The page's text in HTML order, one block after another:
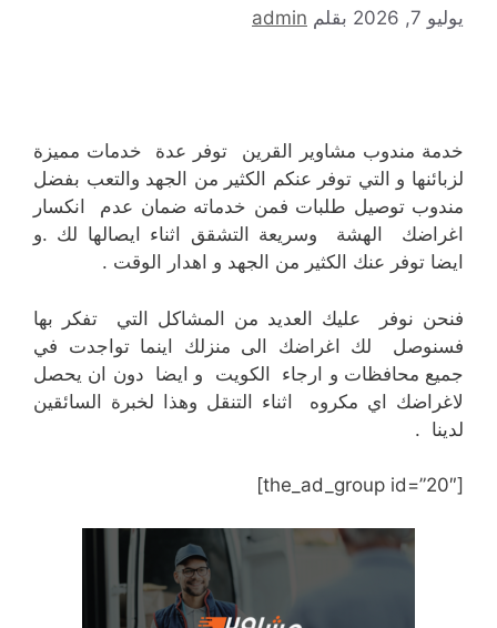
يوليو 7, 2026 بقلم admin
خدمة مندوب مشاوير القرين توفر عدة خدمات مميزة
لزبائنها و التي توفر عنكم الكثير من الجهد والتعب بفضل
مندوب توصيل طلبات فمن خدماته ضمان عدم انكسار
اغراضك الهشة وسريعة التشقق اثناء ايصالها لك .و
ايضا توفر عنك الكثير من الجهد و اهدار الوقت .
فنحن نوفر عليك العديد من المشاكل التي تفكر بها
فسنوصل لك اغراضك الى منزلك اينما تواجدت في
جميع محافظات و ارجاء الكويت و ايضا دون ان يحصل
لاغراضك اي مكروه اثناء التنقل وهذا لخبرة السائقين
لدينا .
[the_ad_group id=”20″]